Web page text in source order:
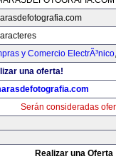
y Comercio ElectrÃ³nico
una oferta!
Serán consideradas
Realizar una Oferta